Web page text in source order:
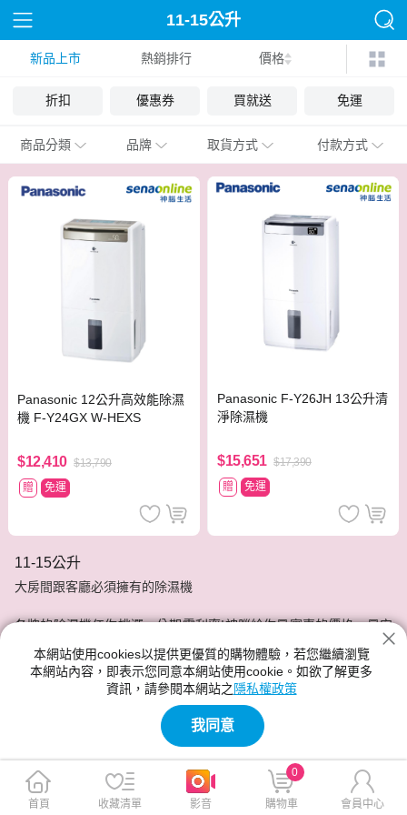
11-15公升
新品上市 熱銷排行 價格
折扣 優惠券 買就送 免運
商品分類 品牌 取貨方式 付款方式
Panasonic 12公升高效能除濕
機 F-Y24GX W-HEXS
$12,410 $13,790
贈
免運
Panasonic F-Y26JH 13公升清
淨除濕機
$15,651 $17,390
贈
免運
11-15公升
大房間跟客廳必須擁有的除濕機
各牌的除濕機任你挑選，分期零利率!神腦給你最實惠的價格，最安
本網站使用cookies以提供更優質的購物體驗，若您繼續瀏覽
本網站內容，即表示您同意本網站使用cookie。如欲了解更多
資訊，請參閱本網站之 隱私權政策
我同意
首頁 收藏清單 影音 購物車
0
會員中心